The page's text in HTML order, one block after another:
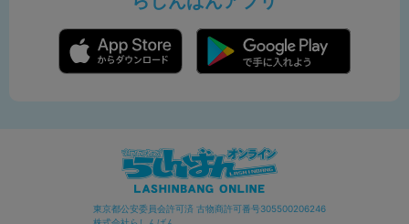
東京都公安委員会許可済 古物商許可番号305500206246